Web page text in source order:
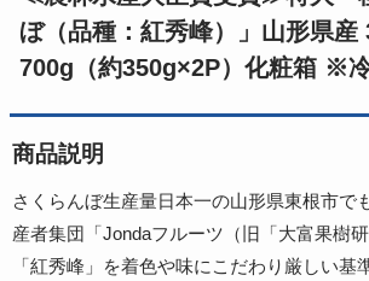
ぼ（品種：紅秀峰）」山形県産
700g（約350g×2P）化粧箱 ※
商品説明
さくらんぼ生産量日本一の山形県東根市で
産者集団「Jondaフルーツ（旧「大富果樹研
「紅秀峰」を着色や味にこだわり厳しい基